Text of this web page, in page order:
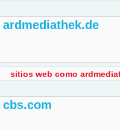
ardmediathek.de
sitios web como
cbs.com